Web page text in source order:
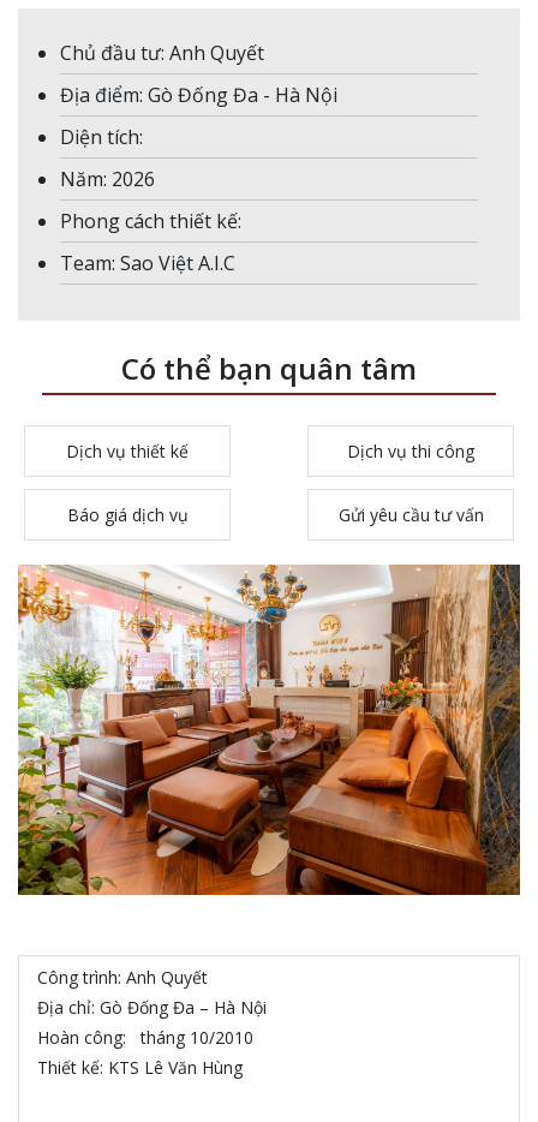
Chủ đầu tư: Anh Quyết
Địa điểm: Gò Đống Đa - Hà Nội
Diện tích:
Năm: 2026
Phong cách thiết kế:
Team: Sao Việt A.I.C
Có thể bạn quân tâm
Dịch vụ thiết kế Dịch vụ thi công
Báo giá dịch vụ Gửi yêu cầu tư vấn
Công trình: Anh Quyết
Địa chỉ: Gò Đống Đa – Hà Nội
Hoàn công: tháng 10/2010
Thiết kế: KTS Lê Văn Hùng